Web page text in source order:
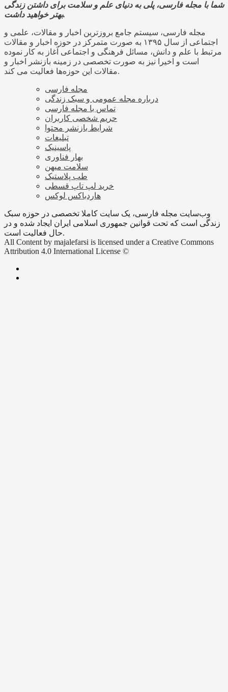
شما با مجله فارسی، پلی به دنیای علم و سلامت برای داشتن زندگی
بهتر خواهید داشت.
مجله فارسی، سیستم جامع بروزترین اخبار و مقالات، علمی و
اجتماعی از سال ۱۳۹۵ به صورت متمرکز در حوزه اخبار و مقالات
مرتبط با علم و دانش، مسائل فرهنگی و اجتماعی آغاز به کار نموده
است و اخیرا نیز به صورت تخصصی در زمینه بازنشر اخبار و
مقالات این حوزه‌ها فعالیت می کند.
مجله فارسی
درباره مجله عمومی و سبک زندگی
تماس با مجله فارسی
حریم شخصی کاربران
شرایط بازنشر محتوا
تبلیغات
پاسینیک
بهار فناوری
سلامت میهن
طب پلاستیک
خرید لپ تاپ قسطی
هاردباکس لوکس
وب‌سایت مجله فارسی، یک سایت کاملا تخصصی در حوزه سبک
زندگی است که تحت قوانین جمهوری اسلامی ایران ایجاد شده و در
حال فعالیت است.
All Content by majalefarsi is licensed under a Creative Commons
Attribution 4.0 International License ©️